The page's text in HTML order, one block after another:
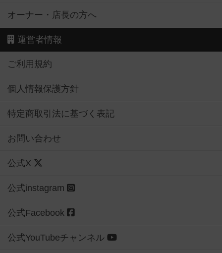
運営者情報
ご利用規約
個人情報保護方針
特定商取引法に基づく表記
お問い合わせ
公式X
公式instagram
公式Facebook
公式YouTubeチャンネル
【ボドゲーマ】ボードゲームの総合情報サイト